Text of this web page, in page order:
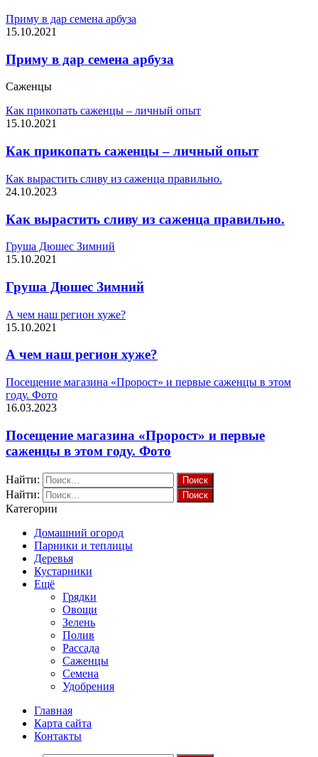
Приму в дар семена арбуза
15.10.2021
Приму в дар семена арбуза
Саженцы
Как прикопать саженцы – личный опыт
15.10.2021
Как прикопать саженцы – личный опыт
Как вырастить сливу из саженца правильно.
24.10.2023
Как вырастить сливу из саженца правильно.
Груша Дюшес Зимний
15.10.2021
Груша Дюшес Зимний
А чем наш регион хуже?
15.10.2021
А чем наш регион хуже?
Посещение магазина «Пророст» и первые саженцы в этом
году. Фото
16.03.2023
Посещение магазина «Пророст» и первые
саженцы в этом году. Фото
Найти:
Найти:
Категории
Домашний огород
Парники и теплицы
Деревья
Кустарники
Ещё
Грядки
Овощи
Зелень
Полив
Рассада
Саженцы
Семена
Удобрения
Главная
Карта сайта
Контакты